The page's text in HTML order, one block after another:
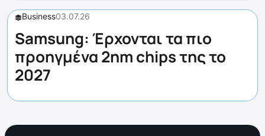
Business03.07.26
Samsung: Έρχονται τα πιο
προηγμένα 2nm chips της το
2027